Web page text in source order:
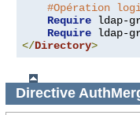
#Opération
Require ldap-
Require
</Directory>
Directive